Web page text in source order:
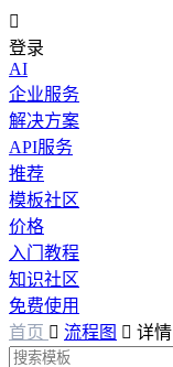

登录
AI
企业服务
解决方案
API服务
推荐
模板社区
价格
入门教程
知识社区
免费使用
首页  流程图  详情